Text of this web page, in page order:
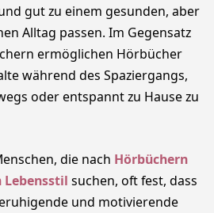
gut zu einem gesunden, aber
Alltag passen. Im Gegensatz
ermöglichen Hörbücher
während des Spaziergangs,
oder entspannt zu Hause zu
die nach Hörbüchern
Lebensstil suchen, oft fest, dass
und motivierende